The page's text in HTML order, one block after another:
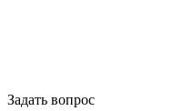
Задать вопрос